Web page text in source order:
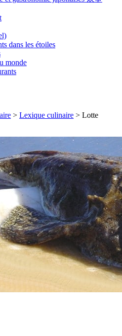
dans les étoiles
monde
> Lexique culinaire > Lotte